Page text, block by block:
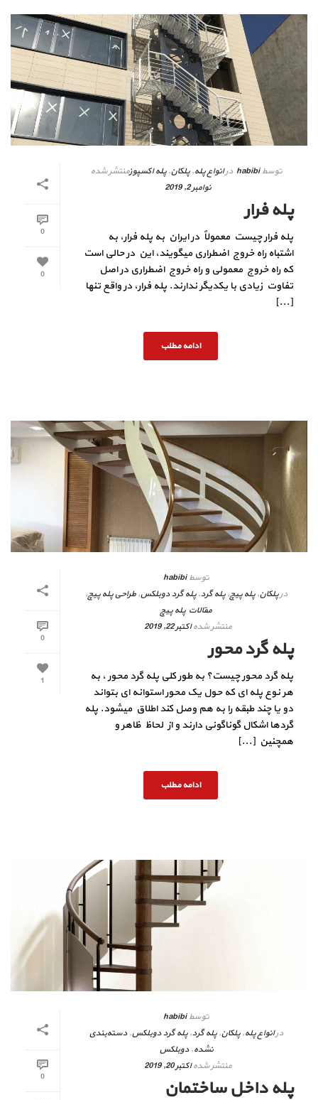
0
0
توسط habibi درانواع پله,پلکان,پله اکسپوزمنتشر شده
نوامبر 2, 2019
پله فرار
پله فرار چیست معمولاً در ایران به پله فرار، به
اشتباه راه خروج اضطراری میگویند، این در حالی است
كه راه خروج معمولی و راه خروج اضطراری در اصل
تفاوت زیادی با یكدیگر ندارند. پله فرار، در واقع تنها
[...]
ادامه مطلب
0
1
توسط habibi
درپلکان,پله پیچ,پله گرد,پله گرد دوبلکس,طراحی پله پیچ,
مقالات پله پیچ
منتشر شدهاکتبر 22, 2019
پله گرد محور
پله گرد محور چیست؟ به طور کلی پله گرد محور ، به
هر نوع پله ای که حول یک محور استوانه ای بتواند
دو یا چند طبقه را به هم وصل کند اطلاق میشود. پله
گردها اشکال گوناگونی دارند و از لحاظ ظاهر و
همچنین [...]
ادامه مطلب
0
توسط habibi
درانواع پله,پلکان,پله گرد,پله گرد دوبلکس,دسته‌بندی
نشده,دوبلکس
منتشر شدهاکتبر 20, 2019
پله داخل ساختمان